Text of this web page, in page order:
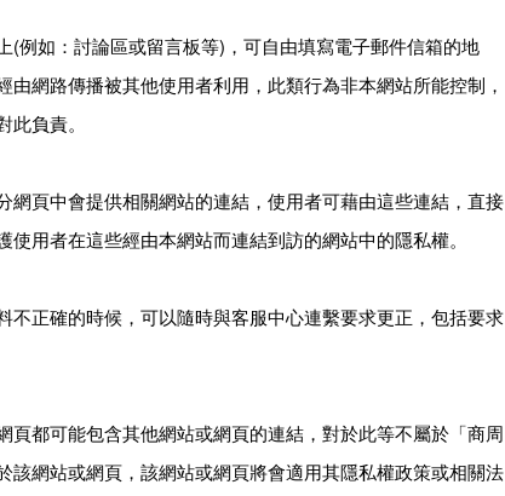
(例如：討論區或留言板等)，可自由填寫電子郵件信箱的地
網路傳播被其他使用者利用，此類行為非本網站所能控制，
負責。
網頁中會提供相關網站的連結，使用者可藉由這些連結，直接
用者在這些經由本網站而連結到訪的網站中的隱私權。
不正確的時候，可以隨時與客服中心連繫要求更正，包括要求
頁都可能包含其他網站或網頁的連結，對於此等不屬於「商周
該網站或網頁，該網站或網頁將會適用其隱私權政策或相關法